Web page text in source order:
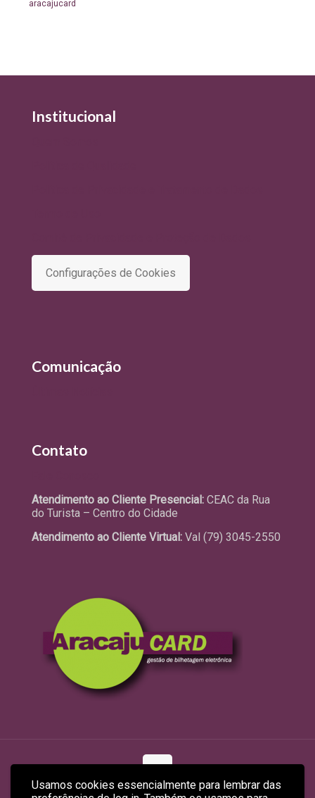
Usamos cookies essencialmente para lembrar das
aracajucard
Institucional
Configurações de Cookies
Comunicação
Contato
Atendimento ao Cliente Presencial: CEAC da Rua
do Turista – Centro do Cidade
Atendimento ao Cliente Virtual: Val (79) 3045-2550